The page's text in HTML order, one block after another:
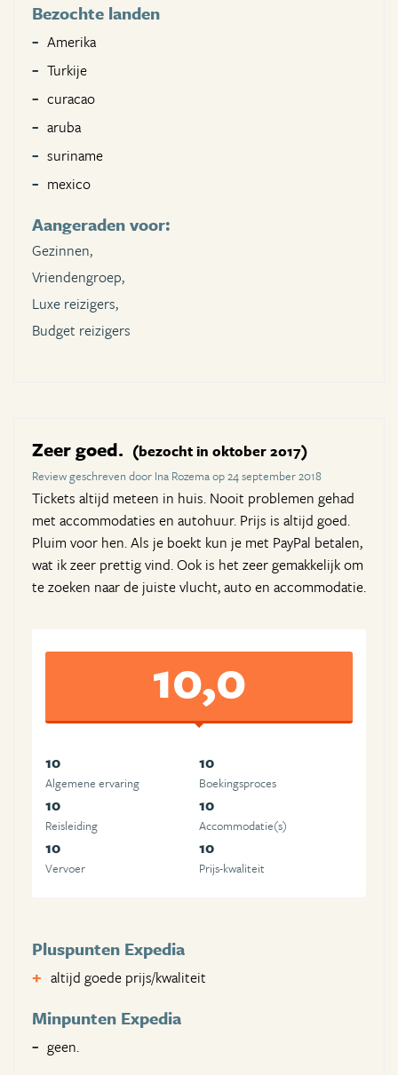
Bezochte landen
Amerika
Turkije
curacao
aruba
suriname
mexico
Aangeraden voor:
Gezinnen,
Vriendengroep,
Luxe reizigers,
Budget reizigers
Zeer goed. (bezocht in oktober 2017)
Review geschreven door Ina Rozema op 24 september 2018
Tickets altijd meteen in huis. Nooit problemen gehad
met accommodaties en autohuur. Prijs is altijd goed.
Pluim voor hen. Als je boekt kun je met PayPal betalen,
wat ik zeer prettig vind. Ook is het zeer gemakkelijk om
te zoeken naar de juiste vlucht, auto en accommodatie.
10,0
10
Algemene ervaring
10
Boekingsproces
10
Reisleiding
10
Accommodatie(s)
10
Vervoer
10
Prijs-kwaliteit
Pluspunten Expedia
altijd goede prijs/kwaliteit
Minpunten Expedia
geen.